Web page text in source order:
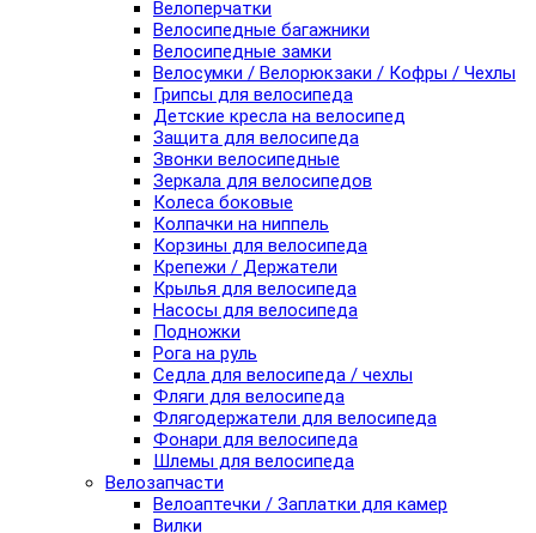
Велоперчатки
Велосипедные багажники
Велосипедные замки
Велосумки / Велорюкзаки / Кофры / Чехлы
Грипсы для велосипеда
Детские кресла на велосипед
Защита для велосипеда
Звонки велосипедные
Зеркала для велосипедов
Колеса боковые
Колпачки на ниппель
Корзины для велосипеда
Крепежи / Держатели
Крылья для велосипеда
Насосы для велосипеда
Подножки
Рога на руль
Седла для велосипеда / чехлы
Фляги для велосипеда
Флягодержатели для велосипеда
Фонари для велосипеда
Шлемы для велосипеда
Велозапчасти
Велоаптечки / Заплатки для камер
Вилки